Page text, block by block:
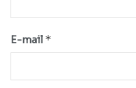
E-mail *